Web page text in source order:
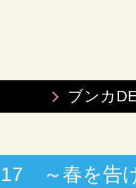
ブンカ
～春を告